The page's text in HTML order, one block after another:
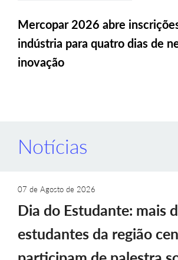
Mercopar 2026 abre
indústria para quatro dias de
inovação
Notícias
07 de Agosto de 2026
Dia do Estudante: mais
estudantes da região